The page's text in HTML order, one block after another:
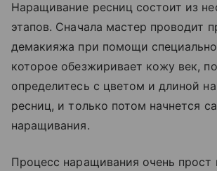
Наращивание ресниц состоит из
этапов. Сначала мастер проводит
демакияжа при помощи
которое обезжиривает кожу век,
определитесь с цветом и длиной
ресниц, и только потом начнется
наращивания.
Процесс наращивания очень прост